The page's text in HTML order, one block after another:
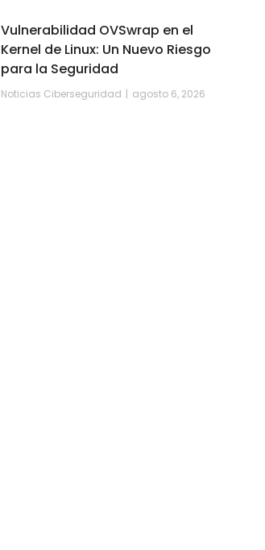
Vulnerabilidad OVSwrap en el
Kernel de Linux: Un Nuevo Riesgo
para la Seguridad
Noticias Ciberseguridad agosto 6, 2026